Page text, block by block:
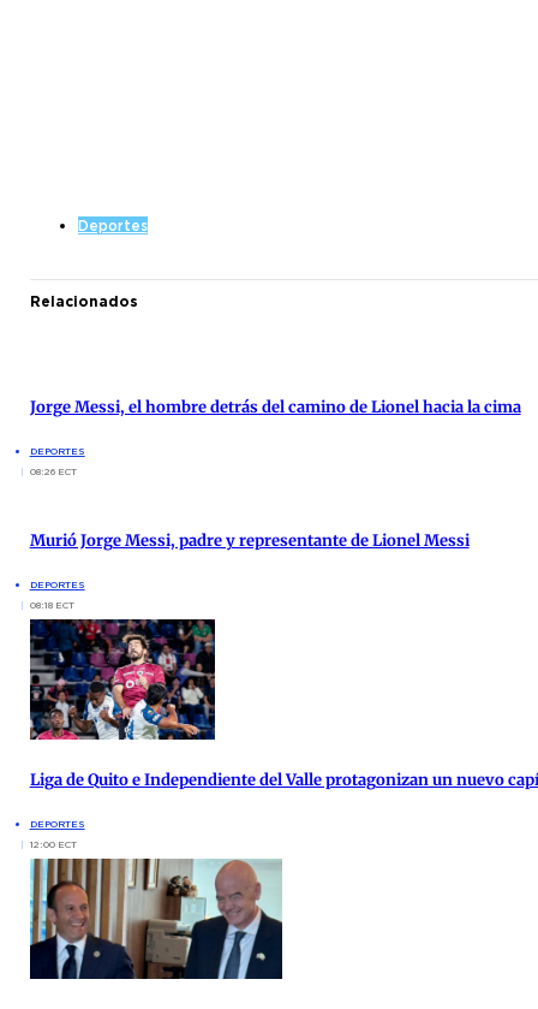
Deportes
Relacionados
Jorge Messi, el hombre detrás del camino de Lionel hacia la cima
DEPORTES
08:26 ECT
Murió Jorge Messi, padre y representante de Lionel Messi
DEPORTES
08:18 ECT
Liga de Quito e Independiente del Valle protagonizan un nuevo
DEPORTES
12:00 ECT